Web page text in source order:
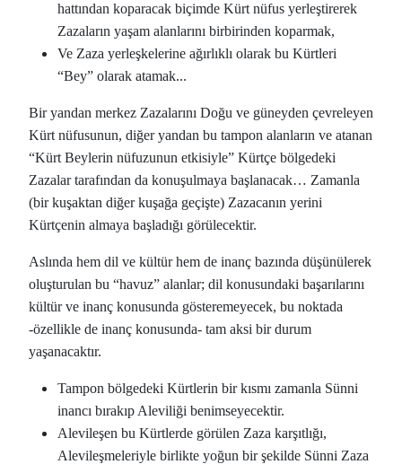
hattından koparacak biçimde Kürt nüfus yerleştirerek
Zazaların yaşam alanlarını birbirinden koparmak,
Ve Zaza yerleşkelerine ağırlıklı olarak bu Kürtleri
“Bey” olarak atamak...
Bir yandan merkez Zazalarını Doğu ve güneyden çevreleyen
Kürt nüfusunun, diğer yandan bu tampon alanların ve atanan
“Kürt Beylerin nüfuzunun etkisiyle” Kürtçe bölgedeki
Zazalar tarafından da konuşulmaya başlanacak… Zamanla
(bir kuşaktan diğer kuşağa geçişte) Zazacanın yerini
Kürtçenin almaya başladığı görülecektir.
Aslında hem dil ve kültür hem de inanç bazında düşünülerek
oluşturulan bu “havuz” alanlar; dil konusundaki başarılarını
kültür ve inanç konusunda gösteremeyecek, bu noktada
-özellikle de inanç konusunda- tam aksi bir durum
yaşanacaktır.
Tampon bölgedeki Kürtlerin bir kısmı zamanla Sünni
inancı bırakıp Aleviliği benimseyecektir.
Alevileşen bu Kürtlerde görülen Zaza karşıtlığı,
Alevileşmeleriyle birlikte yoğun bir şekilde Sünni Zaza